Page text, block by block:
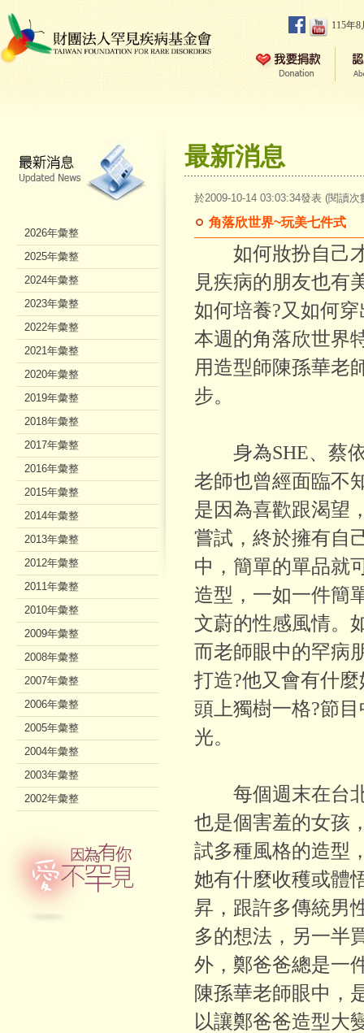
115年
最新消息
於2009-10-14 03:03:34發表 (閱讀次
角落欣世界~玩美七件式
如何妝扮自己才
見疾病的朋友也有
如何培養?又如何
本週的角落欣世界
用造型師陳孫華老
步。
身為SHE、蔡依
老師也曾經面臨不
是因為喜歡跟渴望
嘗試，終於擁有自
中，簡單的單品就
造型，一如一件簡
文蔚的性感風情。
而老師眼中的罕病
打造?他又會有什
頭上獨樹一格?節
光。
每個週末在台北
也是個害羞的女孩
試多種風格的造型
她有什麼收穫或體
昇，跟許多傳統男
多的想法，另一半
外，鄭爸爸總是一
陳孫華老師眼中，
以讓鄭爸爸造型大
2026年彙整
2025年彙整
2024年彙整
2023年彙整
2022年彙整
2021年彙整
2020年彙整
2019年彙整
2018年彙整
2017年彙整
2016年彙整
2015年彙整
2014年彙整
2013年彙整
2012年彙整
2011年彙整
2010年彙整
2009年彙整
2008年彙整
2007年彙整
2006年彙整
2005年彙整
2004年彙整
2003年彙整
2002年彙整